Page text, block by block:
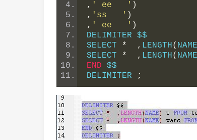
, ' ee   ' )
, 'ss   ' )
, ' ee   ' )
DELIMITER $$
SELECT
* , LENGTH( NAME
SELECT
* , LENGTH( NAME
END $$
DELIMITER
;